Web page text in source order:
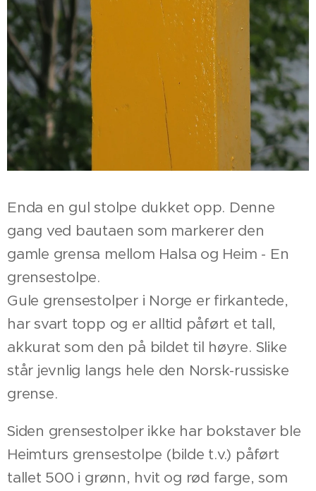
Enda en gul stolpe dukket opp. Denne
gang ved bautaen som markerer den
gamle grensa mellom Halsa og Heim - En
grensestolpe.
Gule grensestolper i Norge er firkantede,
har svart topp og er alltid påført et tall,
akkurat som den på bildet til høyre. Slike
står jevnlig langs hele den Norsk-russiske
grense.
Siden grensestolper ikke har bokstaver ble
Heimturs grensestolpe (bilde t.v.) påført
tallet 500 i grønn, hvit og rød farge, som